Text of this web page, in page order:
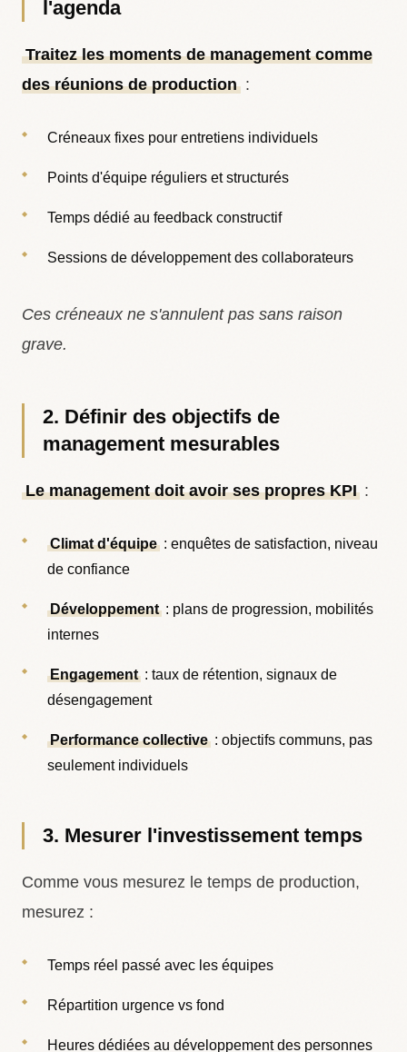
l'agenda
Traitez les moments de management comme
des réunions de production:
Créneaux fixes pour entretiens individuels
Points d'équipe réguliers et structurés
Temps dédié au feedback constructif
Sessions de développement des collaborateurs
Ces créneaux ne s'annulent pas sans raison
grave.
2. Définir des objectifs de
management mesurables
Le management doit avoir ses propres KPI :
Climat d'équipe : enquêtes de satisfaction, niveau
de confiance
Développement : plans de progression, mobilités
internes
Engagement : taux de rétention, signaux de
désengagement
Performance collective : objectifs communs, pas
seulement individuels
3. Mesurer l'investissement temps
Comme vous mesurez le temps de production,
mesurez :
Temps réel passé avec les équipes
Répartition urgence vs fond
Heures dédiées au développement des personnes